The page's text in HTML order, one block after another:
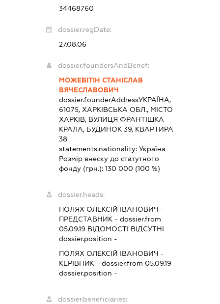
34468760
dossier.regDate:
27.08.06
dossier.foundersAndBenef:
МОЖЕВІТІН СТАНІСЛАВ
ВЯЧЕСЛАВОВИЧ
dossier.founderAddressУКРАЇНА,
61075, ХАРКІВСЬКА ОБЛ., МІСТО
ХАРКІВ, ВУЛИЦЯ ФРАНТІШКА
КРАЛА, БУДИНОК 39, КВАРТИРА
38
statements.nationality: Україна
Розмір внеску до статутного
фонду (грн.): 130 000 (100 %)
dossier.heads:
ПОЛЯХ ОЛЕКСІЙ ІВАНОВИЧ -
ПРЕДСТАВНИК- dossier.from
05.09.19 ВІДОМОСТІ ВІДСУТНІ
dossier.position -
ПОЛЯХ ОЛЕКСІЙ ІВАНОВИЧ -
КЕРІВНИК- dossier.from 05.09.19
dossier.position -
dossier.beneficiaries: